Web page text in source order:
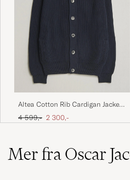
Altea Cotton Rib Cardigan Jacket
Navy
Ordinær pris
4 599,- Nedsatt pris
2 300,-
Mer fra Oscar